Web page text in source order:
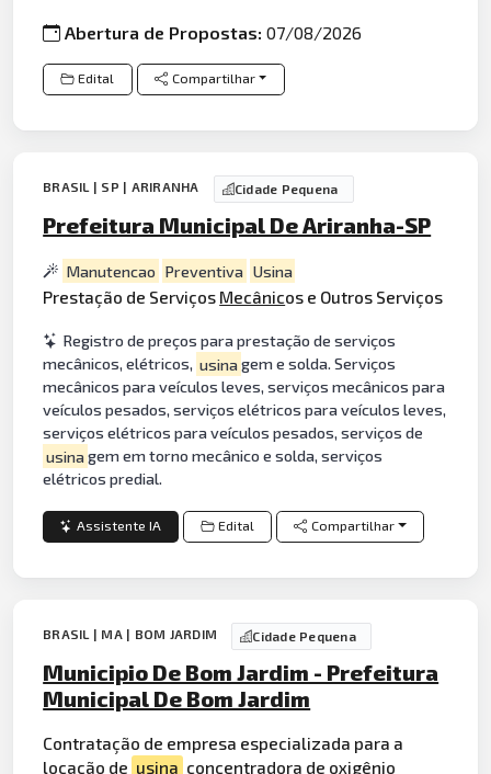
Abertura de Propostas:07/08/2026
Edital Compartilhar
BRASIL | SP | ARIRANHA Cidade Pequena
Prefeitura Municipal De Ariranha-SP
Manutencao Preventiva Usina
Prestação de Serviços Mecânicos e Outros Serviços
Registro de preços para prestação de serviços
mecânicos, elétricos, usinagem e solda. Serviços
mecânicos para veículos leves, serviços mecânicos para
veículos pesados, serviços elétricos para veículos leves,
serviços elétricos para veículos pesados, serviços de
usinagem em torno mecânico e solda, serviços
elétricos predial.
Assistente IA Edital Compartilhar
BRASIL | MA | BOM JARDIM Cidade Pequena
Municipio De Bom Jardim - Prefeitura
Municipal De Bom Jardim
Contratação de empresa especializada para a
locação de usina concentradora de oxigênio